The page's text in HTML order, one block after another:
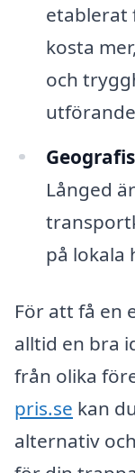
etablerat
kosta
och
Långed
på lokala
För att få en
alltid en bra
från olika
pris.se kan
alternativ